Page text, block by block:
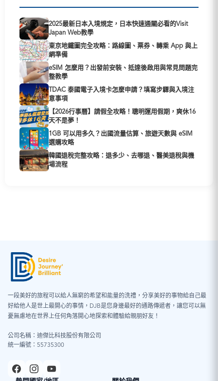
2025最新日本入境規定，日本快速通關必看的Visit
Japan Web教學
東京地鐵圖完全攻略：路線圖、票券、轉乘 App 與上
網準備
eSIM 怎麼用？出發前安裝、抵達後啟用與常見問題完
整教學
TDAC 泰國電子入境卡怎麼申請？填寫步驟與入境注
意事項
【2026行事曆】請假全攻略！聰明運用假期，爽休16
天不是夢！
1GB 可以用多久？出國流量估算、旅遊天數與 eSIM
選購攻略
韓國退稅完整攻略：退多少、去哪退、醫美退稅與機
場流程
一段美好的旅程可以給人無窮的希望和能量的洗禮，分享美好的事物給自己最
好給他人是世上最開心的事情，DJB是您身邊最好的通路傳遞者，讓您可以無
憂無慮地在世界上任何角落開心地探索和體驗給親朋好友！
公司名稱：迪傑比科技股份有限公司
統一編號：55735300